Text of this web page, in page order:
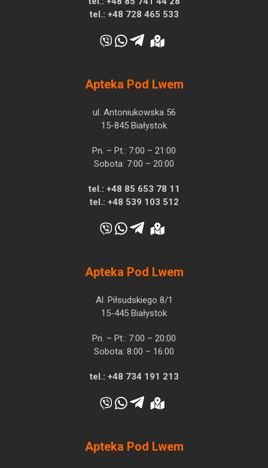
tel.: +48 728 465 533
Apteka Pod Lwem
ul. Antoniukowska 56
15-845 Białystok
Pn. – Pt.: 7:00 – 21:00
Sobota: 7:00 – 20:00
tel.: +48 85 653 78 11
tel.: +48 539 103 512
Apteka Pod Lwem
Al. Piłsudskiego 8/1
15-445 Białystok
Pn. – Pt.: 7:00 – 20:00
Sobota: 8:00 – 16:00
tel.: +48 734 191 213
Apteka Pod Lwem